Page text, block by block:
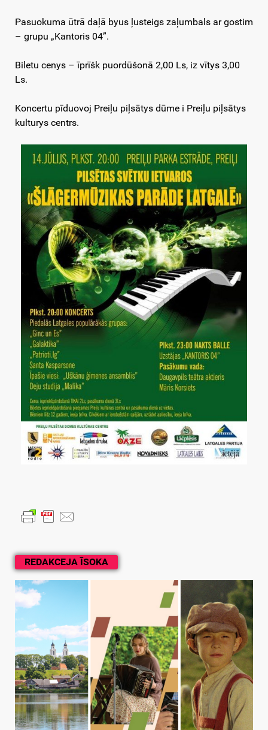
REDAKCEJA ĪSOKA
Pasuokuma ūtrā daļā byus ļusteigs zaļumbals ar gostim
– grupu „Kantoris 04”.
Biletu cenys – īprīšk puordūšonā 2,00 Ls, iz vītys 3,00
Ls.
Koncertu pīduovoj Preiļu piļsātys dūme i Preiļu piļsātys
kulturys centrs.